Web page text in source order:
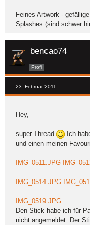
Feines Artwork -
Splashes (sind schwer
bencao74
Profi
23. Februar 2011
Hey,
super Thread
Ich
und einen meinen
IMG_0511.JPG
IMG_0514.JPG
IMG_0519.JPG
Den Stick habe ich für
nicht angemeldet. Der